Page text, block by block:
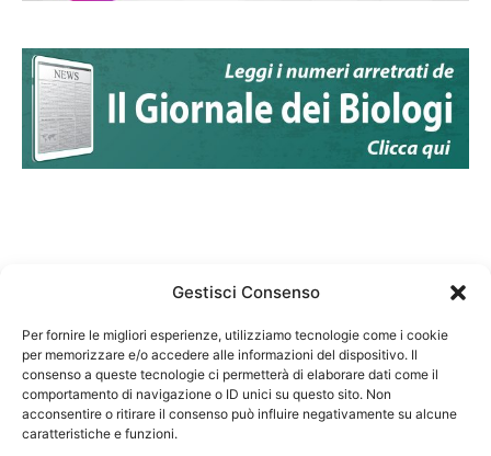
Gestisci Consenso
Per fornire le migliori esperienze, utilizziamo tecnologie come i cookie
per memorizzare e/o accedere alle informazioni del dispositivo. Il
consenso a queste tecnologie ci permetterà di elaborare dati come il
comportamento di navigazione o ID unici su questo sito. Non
acconsentire o ritirare il consenso può influire negativamente su alcune
caratteristiche e funzioni.
Federazione Nazionale Degli Ordini dei Biologi:
codice fiscale 80069130583
Responsabile sito internet www.fnob.it: Vincenzo